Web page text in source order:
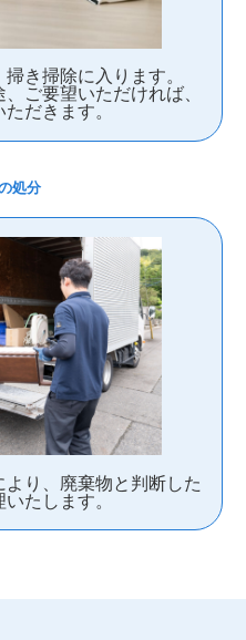
き掃除に入ります。
ご要望いただければ、
だきます。
処分
り、廃棄物と判断した
たします。